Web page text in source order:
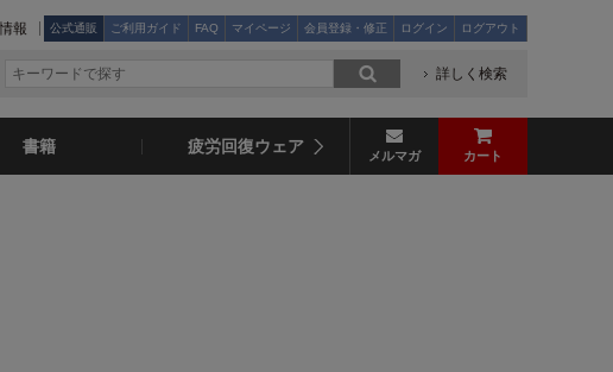
報 公式通販 ご利用ガイド FAQ マイページ 会員登録・修正 ログイン ログアウト
詳しく検索
書籍 疲労回復ウェア メルマガ カート